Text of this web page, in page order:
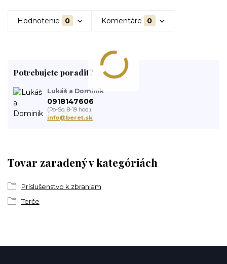
Hodnotenie 0 Komentáre 0
Tovar zaradený v kategóriách
Príslušenstvo k zbraniam
Terče
Potrebujete poradiť?
Lukáš a Dominik
0918147606
(Po-So, 8-19 hod.)
info@beret.sk